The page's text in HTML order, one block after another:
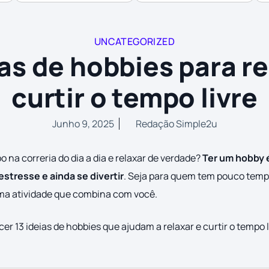
UNCATEGORIZED
de hobbies para
curtir o tempo livre
Junho 9, 2025 Redação Simple2u
na correria do dia a dia e relaxar de verdade?Ter um hobby
e ainda se divertir. Seja para quem tem pouco
atividade que combina com você.
13 ideias de hobbies que ajudam a relaxar e curtir o tempo